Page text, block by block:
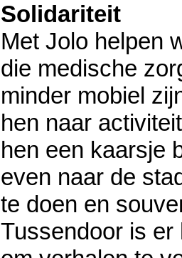
Solidariteit
Met Jolo helpen
die medische
minder mobiel
hen naar
hen een kaarsje
even naar de
te doen en
Tussendoor is er